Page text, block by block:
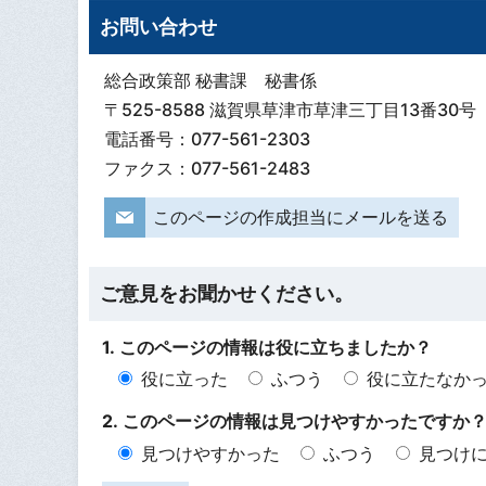
お問い合わせ
総合政策部 秘書課 秘書係
〒525-8588 滋賀県草津市草津三丁目13番30号
電話番号：077-561-2303
ファクス：077-561-2483
このページの作成担当にメールを送る
ご意見をお聞かせください。
1. このページの情報は役に立ちましたか？
役に立った
ふつう
役に立たなか
2. このページの情報は見つけやすかったですか？
見つけやすかった
ふつう 見つけ